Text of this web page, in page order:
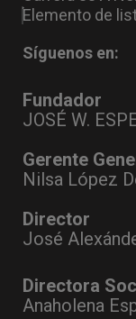
Elemento de
Síguenos en:
Fundador
JOSÉ W.
Gerente
Nilsa López
Director
José
Directora
Anaholena